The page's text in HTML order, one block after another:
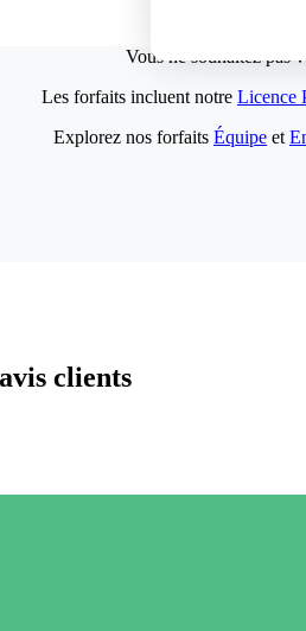
Vous ne souhaitez pas
Les forfaits incluent notre Licence
Explorez nos forfaits Équipe et
clients